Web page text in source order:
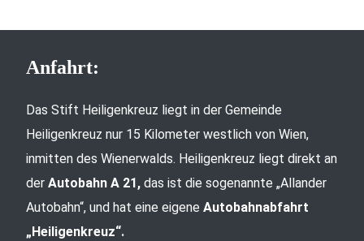
Anfahrt:
Das Stift Heiligenkreuz liegt in der Gemeinde
Heiligenkreuz nur 15 Kilometer westlich von Wien,
inmitten des Wienerwalds. Heiligenkreuz liegt direkt an
der Autobahn A 21, das ist die sogenannte „Allander
Autobahn“, und hat eine eigene Autobahnabfahrt
„Heiligenkreuz“.